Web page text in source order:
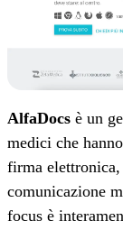
AlfaDocs è un
medici che
firma
comunicazione
focus è